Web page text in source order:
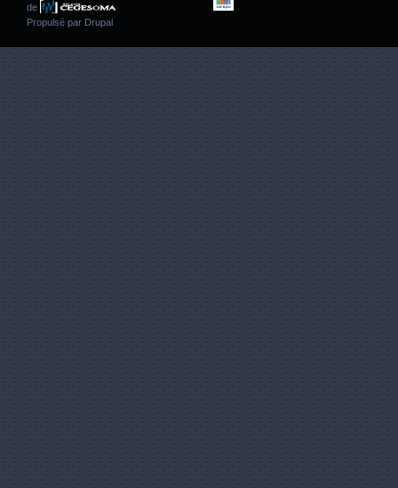
de
Propulsé par Drupal